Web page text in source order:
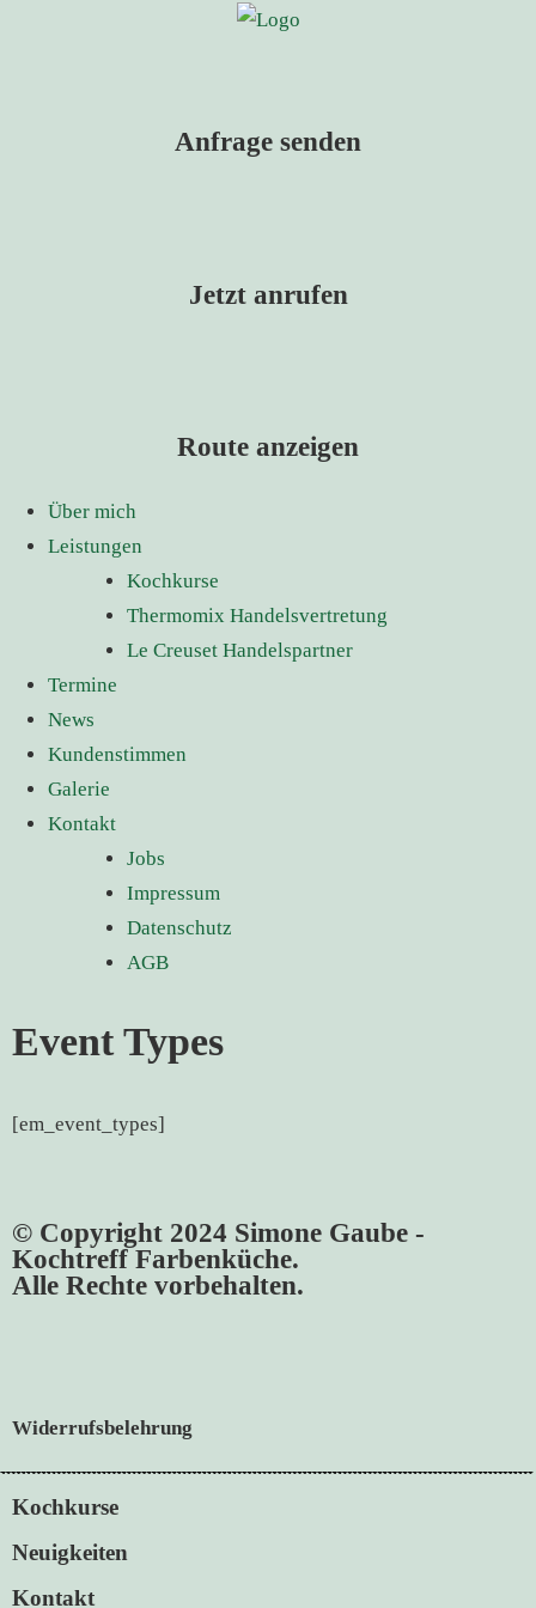
Anfrage senden
Jetzt anrufen
Route anzeigen
Über mich
Leistungen
Kochkurse
Thermomix Handelsvertretung
Le Creuset Handelspartner
Termine
News
Kundenstimmen
Galerie
Kontakt
Jobs
Impressum
Datenschutz
AGB
Event Types
[em_event_types]
© Copyright 2024 Simone Gaube -
Kochtreff Farbenküche.
Alle Rechte vorbehalten.
Widerrufsbelehrung
Kochkurse
Neuigkeiten
Kontakt